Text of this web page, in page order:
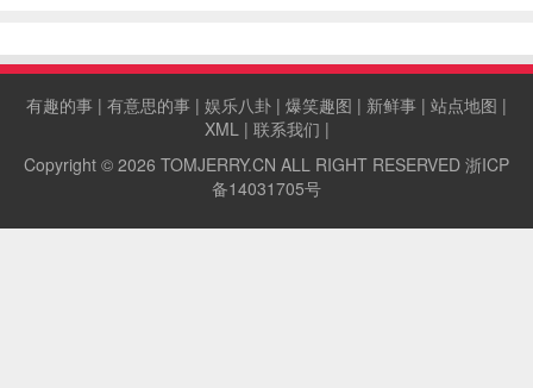
有趣的事 | 有意思的事 | 娱乐八卦 | 爆笑趣图 | 新鲜事 | 站点地图 |
XML| 联系我们 |
Copyright © 2026 TOMJERRY.CN ALL RIGHT RESERVED 浙ICP
备14031705号